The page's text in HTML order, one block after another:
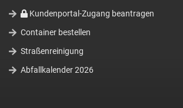
Kundenportal-Zugang beantragen
Container bestellen
Straßenreinigung
Abfallkalender 2026